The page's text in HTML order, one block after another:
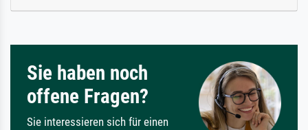
Sie haben noch
offene Fragen?
Sie interessieren sich für einen